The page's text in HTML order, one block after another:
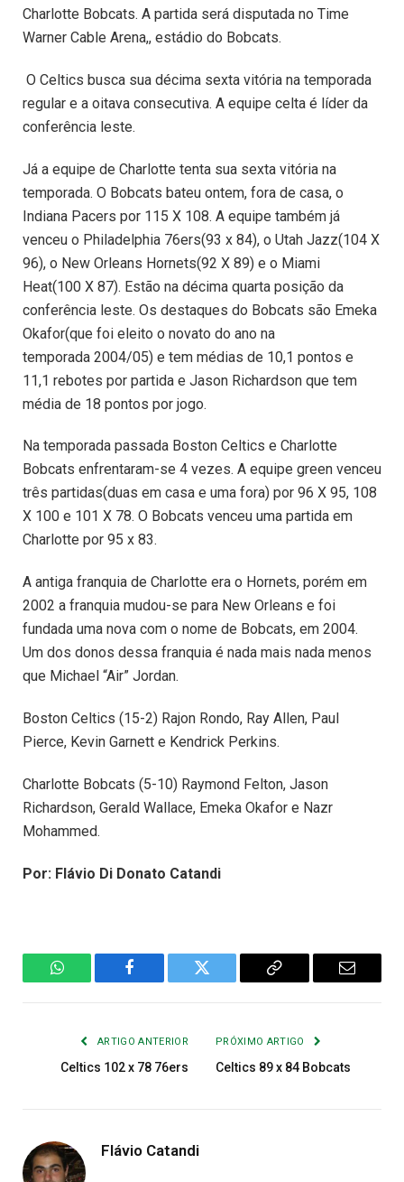
Charlotte Bobcats. A partida será disputada no Time
Warner Cable Arena,, estádio do Bobcats.
O Celtics busca sua décima sexta vitória na temporada
regular e a oitava consecutiva. A equipe celta é líder da
conferência leste.
Já a equipe de Charlotte tenta sua sexta vitória na
temporada. O Bobcats bateu ontem, fora de casa, o
Indiana Pacers por 115 X 108. A equipe também já
venceu o Philadelphia 76ers(93 x 84), o Utah Jazz(104 X
96), o New Orleans Hornets(92 X 89) e o Miami
Heat(100 X 87). Estão na décima quarta posição da
conferência leste. Os destaques do Bobcats são Emeka
Okafor(que foi eleito o novato do ano na
temporada 2004/05) e tem médias de 10,1 pontos e
11,1 rebotes por partida e Jason Richardson que tem
média de 18 pontos por jogo.
Na temporada passada Boston Celtics e Charlotte
Bobcats enfrentaram-se 4 vezes. A equipe green venceu
três partidas(duas em casa e uma fora) por 96 X 95, 108
X 100 e 101 X 78. O Bobcats venceu uma partida em
Charlotte por 95 x 83.
A antiga franquia de Charlotte era o Hornets, porém em
2002 a franquia mudou-se para New Orleans e foi
fundada uma nova com o nome de Bobcats, em 2004.
Um dos donos dessa franquia é nada mais nada menos
que Michael “Air” Jordan.
Boston Celtics (15-2) Rajon Rondo, Ray Allen, Paul
Pierce, Kevin Garnett e Kendrick Perkins.
Charlotte Bobcats (5-10) Raymond Felton, Jason
Richardson, Gerald Wallace, Emeka Okafor e Nazr
Mohammed.
Por: Flávio Di Donato Catandi
WhatsAppFacebook Twitter
Copiar
E-
ARTIGO ANTERIOR
Celtics 102 x 78 76ers
PRÓXIMO ARTIGO
Celtics 89 x 84 Bobcats
Flávio Catandi